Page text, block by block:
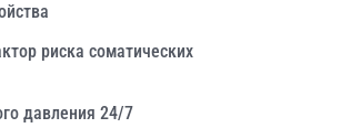
риска соматических
давления 24/7